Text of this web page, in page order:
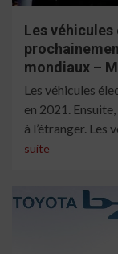
Les
mondiaux –
Les véhicules
en 2021.
à l’étranger. Les
suite